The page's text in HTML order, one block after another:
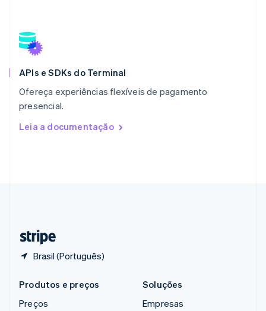
APIs e SDKs do Terminal
Ofereça experiências flexíveis de pagamento
presencial.
Leia a documentação
Brasil (Português)
RAE de Hong Kong, China
Reino Unido
República Tcheca
English
English
Produtos e preços
Preços
Soluções
Empresas